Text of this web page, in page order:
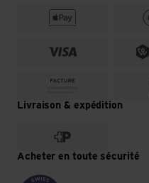
Livraison & expédition
Acheter en toute sécurité